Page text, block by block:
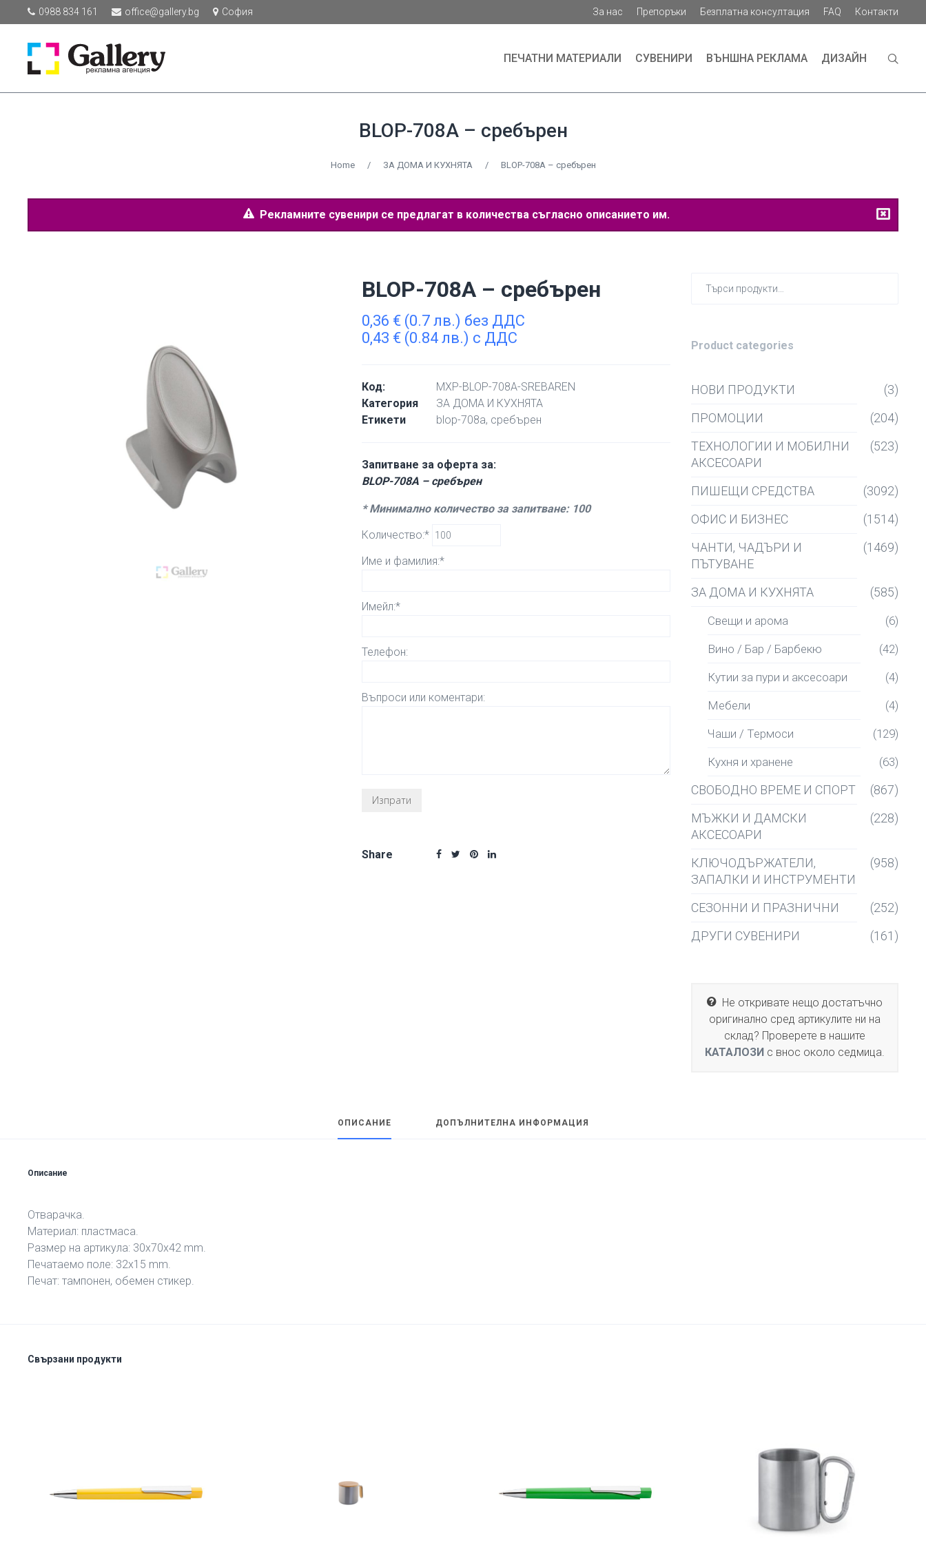
0988 834 161 office@gallery.bg София За нас Препоръки Безплатна консултация FAQ Контакти
ПЕЧАТНИ МАТЕРИАЛИ СУВЕНИРИ ВЪНШНА РЕКЛАМА ДИЗАЙН
BLOP-708A – сребърен
Home / ЗА ДОМА И КУХНЯТА / BLOP-708A – сребърен
Рекламните сувенири се предлагат в количества съгласно описанието им.
BLOP-708A – сребърен
0,36 € (0.7 лв.) без ДДС
0,43 € (0.84 лв.) с ДДС
Код:
MXP-BLOP-708A-SREBAREN
Категория
ЗА ДОМА И КУХНЯТА
Етикети
blop-708a, сребърен
Запитване за оферта за:
BLOP-708A – сребърен
* Минимално количество за запитване: 100
Количество:*
Име и фамилия:*
Имейл:*
Телефон:
Въпроси или коментари:
Share
Product categories
НОВИ ПРОДУКТИ
(3)
ПРОМОЦИИ
(204)
ТЕХНОЛОГИИ И МОБИЛНИ
АКСЕСОАРИ
(523)
ПИШЕЩИ СРЕДСТВА
(3092)
ОФИС И БИЗНЕС
(1514)
ЧАНТИ, ЧАДЪРИ И
ПЪТУВАНЕ
(1469)
ЗА ДОМА И КУХНЯТА (585)
Свещи и арома (6)
Вино / Бар / Барбекю (42)
Кутии за пури и аксесоари (4)
Мебели (4)
Чаши / Термоси (129)
Кухня и хранене (63)
СВОБОДНО ВРЕМЕ И СПОРТ
(867)
МЪЖКИ И ДАМСКИ
АКСЕСОАРИ
(228)
КЛЮЧОДЪРЖАТЕЛИ,
ЗАПАЛКИ И ИНСТРУМЕНТИ
(958)
СЕЗОННИ И ПРАЗНИЧНИ
(252)
ДРУГИ СУВЕНИРИ
(161)
Не откривате нещо достатъчно
оригинално сред артикулите ни на
склад? Проверете в нашите
КАТАЛОЗИ с внос около седмица.
ОПИСАНИЕ ДОПЪЛНИТЕЛНА ИНФОРМАЦИЯ
Описание
Отварачка.
Материал: пластмаса.
Размер на артикула: 30х70х42 mm.
Печатаемо поле: 32х15 mm.
Печат: тампонен, обемен стикер.
Свързани продукти